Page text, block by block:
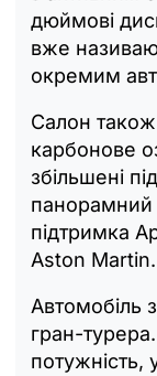
дюймові
вже
окремим
Салон
карбонове
збільшені
панорамний
підтримка
Aston Martin.
Автомобіль
гран-
потужність,